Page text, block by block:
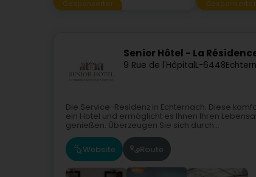
Gesponserter Gesponserter
Senior Hôtel - La
9 Rue de l'HôpitalL-6448
Die Service-Residenz in Echternach. Diese
ein Hotel und ermöglicht es Ihnen Ihren
genießen. Überzeugen Sie sich durch...
Website Route